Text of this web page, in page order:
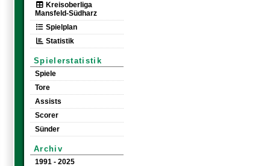
Kreisoberliga
Mansfeld-Südharz
Spielplan
Statistik
Spielerstatistik
Spiele
Tore
Assists
Scorer
Sünder
Archiv
1991 - 2025